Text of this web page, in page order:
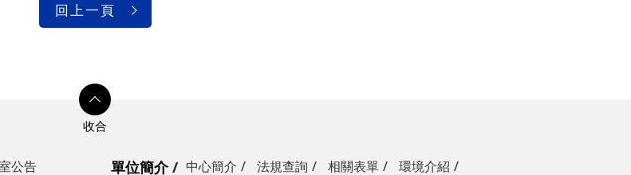
回上一頁
公告 單位簡介 中心簡介 法規查詢 相關表單 環境介紹